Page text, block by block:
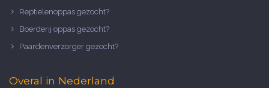
Reptielenoppas gezocht?
Boerderij oppas gezocht?
Paardenverzorger gezocht?
Overal in Nederland